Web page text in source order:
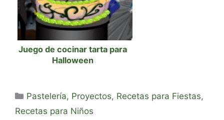
Juego de cocinar tarta para
Halloween
Categorías
Pastelería, Proyectos, Recetas para Fiestas,
Recetas para Niños